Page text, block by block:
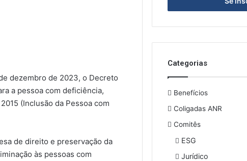
dezembro de 2023, o Decreto
a pessoa com deficiência,
(Inclusão da Pessoa com
de direito e preservação da
às pessoas com
de
Categorias
Benefícios
Coligadas ANR
Comitês
ESG
Jurídico